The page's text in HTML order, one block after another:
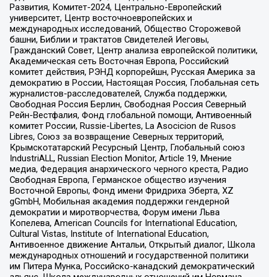
Развития, Комитет-2024, Центрально-Европейский
университет, Центр восточноевропейских и
международных исследований, Общество Сторожевой
башни, Библии и трактатов Свидетелей Иеговы,
Гражданский Совет, Центр анализа европейской политики,
Академическая сеть Восточная Европа, Российский
комитет действия, РЭНД корпорейшн, Русская Америка за
демократию в России, Настоящая Россия, Глобальная сеть
журналистов-расследователей, Служба поддержки,
Свободная Россия Берлин, Свободная Россия Северный
Рейн-Вестфалия, Фонд глобальной помощи, Антивоенный
комитет России, Russie-Libertes, La Asocicion de Rusos
Libres, Союз за возвращение Северных территорий,
Крымскотатарский Ресурсный Центр, Глобальный союз
IndustriALL, Russian Election Monitor, Article 19, Мнение
медиа, Федерация анархического черного креста, Радио
Свободная Европа, Германское общество изучения
Восточной Европы, Фонд имени Фридриха Эберта, XZ
gGmbH, Мобильная академия поддержки гендерной
демократии и миротворчества, Форум имени Льва
Копелева, American Councils for International Education,
Cultural Vistas, Institute of International Education,
Антивоенное движение Антальи, Открытый диалог, Школа
международных отношений и государственной политики
им Питера Мунка, Российско-канадский демократический